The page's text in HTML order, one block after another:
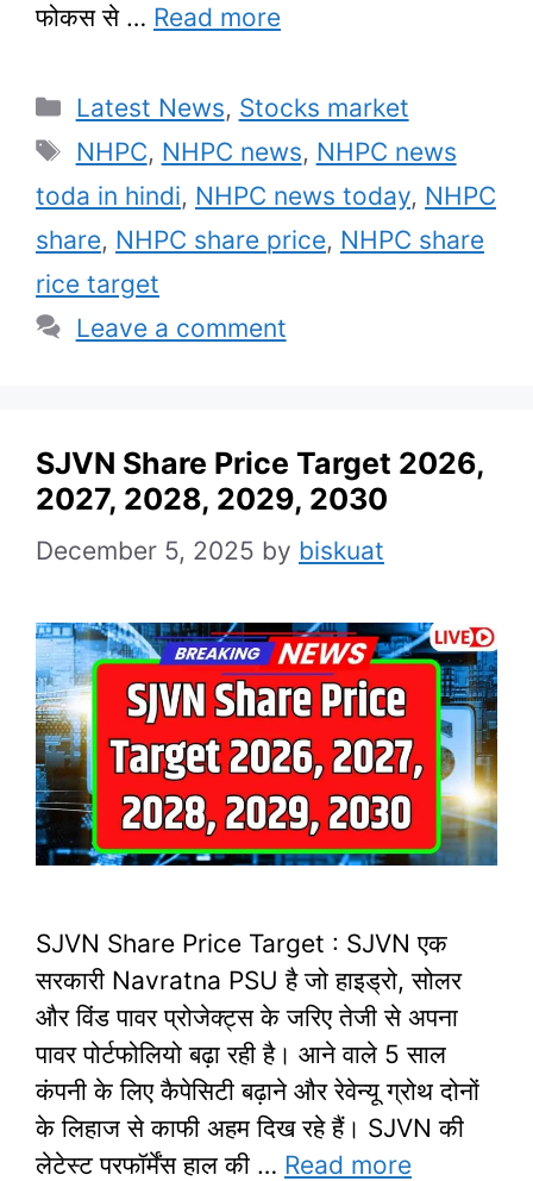
फोकस से … Read more
Categories
Latest News, Stocks market
Tags
NHPC, NHPC news, NHPC news
toda in hindi, NHPC news today, NHPC
share, NHPC share price, NHPC share
rice target
Leave a comment
SJVN Share Price Target 2026,
2027, 2028, 2029, 2030
December 5, 2025 by biskuat
SJVN Share Price Target : SJVN एक
सरकारी Navratna PSU है जो हाइड्रो, सोलर
और विंड पावर प्रोजेक्ट्स के जरिए तेजी से अपना
पावर पोर्टफोलियो बढ़ा रही है। आने वाले 5 साल
कंपनी के लिए कैपेसिटी बढ़ाने और रेवेन्यू ग्रोथ दोनों
के लिहाज से काफी अहम दिख रहे हैं। SJVN की
लेटेस्ट परफॉर्मेंस हाल की … Read more